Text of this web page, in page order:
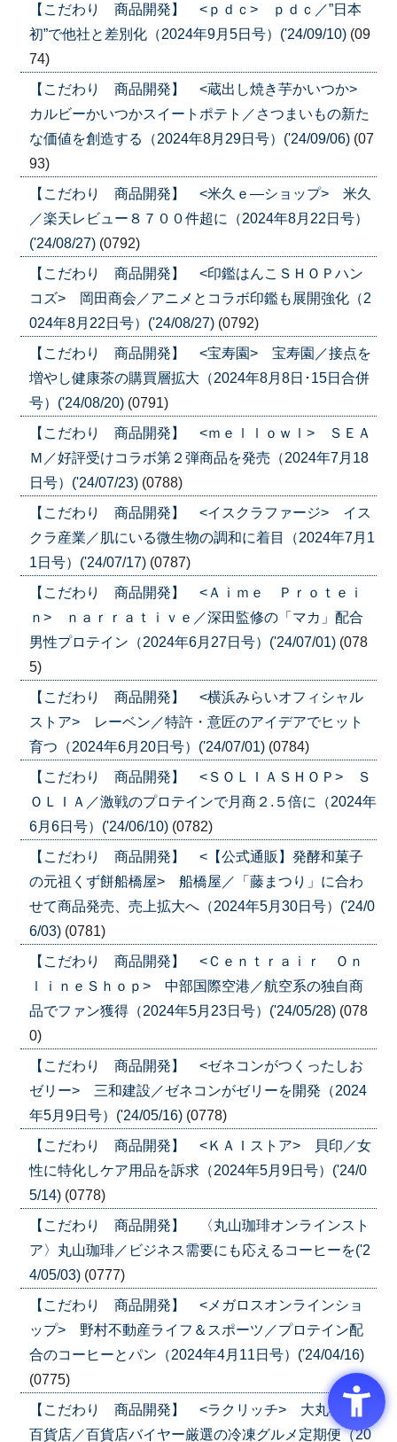
【こだわり 商品開発】 <ｐｄｃ> ｐｄｃ／”日本
初”で他社と差別化（2024年9月5日号）('24/09/10) (09
74)
【こだわり 商品開発】 <蔵出し焼き芋かいつか>
カルビーかいつかスイートポテト／さつまいもの新た
な価値を創造する（2024年8月29日号）('24/09/06) (07
93)
【こだわり 商品開発】 <米久ｅ―ショップ> 米久
／楽天レビュー８７００件超に（2024年8月22日号）
('24/08/27) (0792)
【こだわり 商品開発】 <印鑑はんこＳＨＯＰハン
コズ> 岡田商会／アニメとコラボ印鑑も展開強化（2
024年8月22日号）('24/08/27) (0792)
【こだわり 商品開発】 <宝寿園> 宝寿園／接点を
増やし健康茶の購買層拡大（2024年8月8日･15日合併
号）('24/08/20) (0791)
【こだわり 商品開発】 <ｍｅｌｌｏｗｌ> ＳＥＡ
Ｍ／好評受けコラボ第２弾商品を発売（2024年7月18
日号）('24/07/23) (0788)
【こだわり 商品開発】 <イスクラファージ> イス
クラ産業／肌にいる微生物の調和に着目（2024年7月1
1日号）('24/07/17) (0787)
【こだわり 商品開発】 <Ａｉｍｅ Ｐｒｏｔｅｉ
ｎ> ｎａｒｒａｔｉｖｅ／深田監修の「マカ」配合
男性プロテイン（2024年6月27日号）('24/07/01) (078
5)
【こだわり 商品開発】 <横浜みらいオフィシャル
ストア> レーベン／特許・意匠のアイデアでヒット
育つ（2024年6月20日号）('24/07/01) (0784)
【こだわり 商品開発】 <ＳＯＬＩＡＳＨＯＰ> Ｓ
ＯＬＩＡ／激戦のプロテインで月商２.５倍に（2024年
6月6日号）('24/06/10) (0782)
【こだわり 商品開発】 <【公式通販】発酵和菓子
の元祖くず餅船橋屋> 船橋屋／「藤まつり」に合わ
せて商品発売、売上拡大へ（2024年5月30日号）('24/0
6/03) (0781)
【こだわり 商品開発】 <Ｃｅｎｔｒａｉｒ Ｏｎ
ｌｉｎｅＳｈｏｐ> 中部国際空港／航空系の独自商
品でファン獲得（2024年5月23日号）('24/05/28) (078
0)
【こだわり 商品開発】 <ゼネコンがつくったしお
ゼリー> 三和建設／ゼネコンがゼリーを開発（2024
年5月9日号）('24/05/16) (0778)
【こだわり 商品開発】 <ＫＡＩストア> 貝印／女
性に特化しケア用品を訴求（2024年5月9日号）('24/0
5/14) (0778)
【こだわり 商品開発】 〈丸山珈琲オンラインスト
ア〉丸山珈琲／ビジネス需要にも応えるコーヒーを('2
4/05/03) (0777)
【こだわり 商品開発】 <メガロスオンラインショ
ップ> 野村不動産ライフ＆スポーツ／プロテイン配
合のコーヒーとパン（2024年4月11日号）('24/04/16)
(0775)
【こだわり 商品開発】 <ラクリッチ> 大丸松坂屋
百貨店／百貨店バイヤー厳選の冷凍グルメ定期便（20